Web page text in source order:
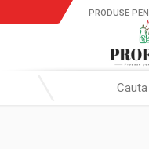
PRODUSE